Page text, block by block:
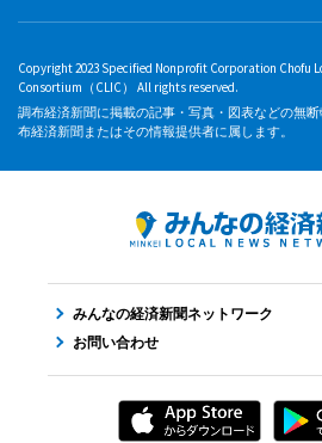
Copyright 2023 Specified Nonprofit Corporation Chofu
Consortium（CLIC） All rights reserved.
調布経済新聞に掲載の記事・写真・図表などの無
布経済新聞またはその情報提供者に属します。
みんなの経済新聞ネットワーク
お問い合わせ